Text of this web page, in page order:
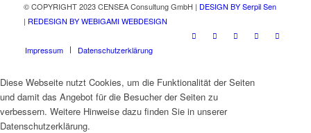
© COPYRIGHT 2023 CENSEA Consultung GmbH | DESIGN BY Serpil Sen
| REDESIGN BY WEBIGAMI WEBDESIGN
Impressum Datenschutzerklärung
Diese Webseite nutzt Cookies, um die Funktionalität der Seiten
und damit das Angebot für die Besucher der Seiten zu
verbessern. Weitere Hinweise dazu finden Sie in unserer
Datenschutzerklärung.